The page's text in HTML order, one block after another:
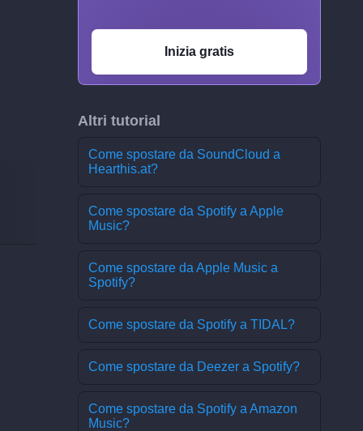
Inizia gratis
Altri tutorial
Come spostare da SoundCloud a
Hearthis.at?
Come spostare da Spotify a Apple
Music?
Come spostare da Apple Music a
Spotify?
Come spostare da Spotify a TIDAL?
Come spostare da Deezer a Spotify?
Come spostare da Spotify a Amazon
Music?